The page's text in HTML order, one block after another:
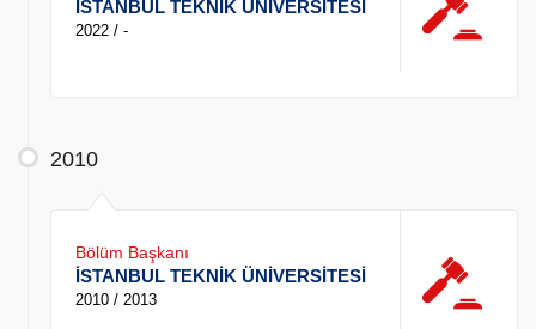
İSTANBUL TEKNİK ÜNİVERSİTESİ
2022 / -
2010
Bölüm Başkanı
İSTANBUL TEKNİK ÜNİVERSİTESİ
2010 / 2013